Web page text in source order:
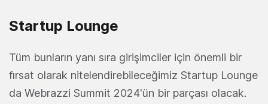
Startup Lounge
Tüm bunların yanı sıra girişimciler için önemli bir
fırsat olarak nitelendirebileceğimiz Startup Lounge
da Webrazzi Summit 2024'ün bir parçası olacak.